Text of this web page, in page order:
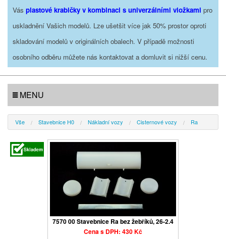
Vás plastové krabičky v kombinaci s univerzálními vložkami pro
uskladnění Vašich modelů. Lze ušetšit více jak 50% prostor oproti
skladování modelů v originálních obalech. V případě možnosti
osobního odběru můžete nás kontaktovat a domluvit si nižší cenu.
MENU
Vše Stavebnice H0 Nákladní vozy Cisternové vozy Ra
7570 00 Stavebnice Ra bez žebříků, 26-2.4
Cena s DPH: 430 Kč